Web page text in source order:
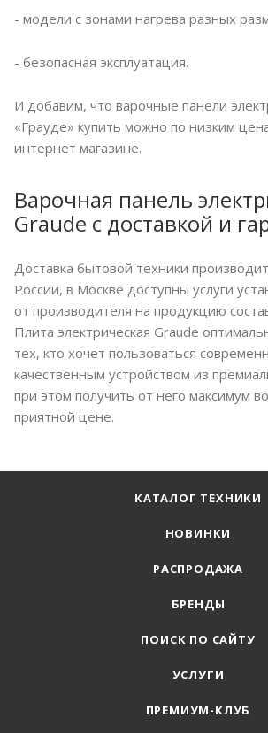
- модели с зонами нагрева разных
- безопасная эксплуатация.
И добавим, что варочные панели
«Грауде» купить можно по низким
интернет магазине.
Варочная панель
Graude с доставкой и
Доставка бытовой техники
России, в Москве доступны услуги
от производителя на продукцию
Плита электрическая Graude
тех, кто хочет пользоваться
качественным устройством из
при этом получить от него максимум
приятной цене.
КАТАЛОГ ТЕХНИКИ
НОВИНКИ
РАСПРОДАЖА
БРЕНДЫ
ПОИСК ПО САЙТУ
УСЛУГИ
ПРЕМИУМ-КЛУБ